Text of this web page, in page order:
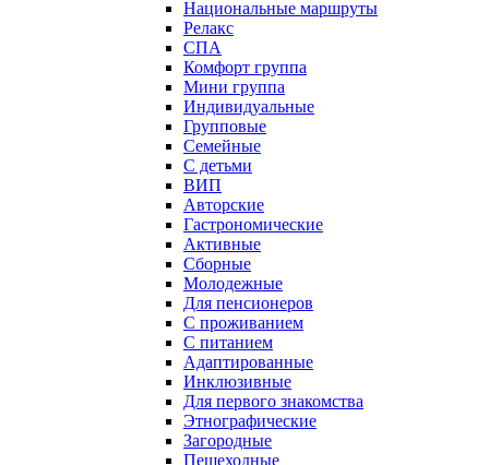
Национальные маршруты
Релакс
СПА
Комфорт группа
Мини группа
Индивидуальные
Групповые
Семейные
С детьми
ВИП
Авторские
Гастрономические
Активные
Сборные
Молодежные
Для пенсионеров
С проживанием
С питанием
Адаптированные
Инклюзивные
Для первого знакомства
Этнографические
Загородные
Пешеходные